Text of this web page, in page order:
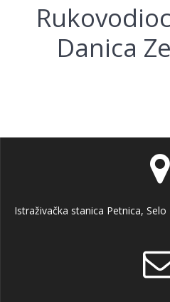
Danica
Istraživačka stanica Petnica,